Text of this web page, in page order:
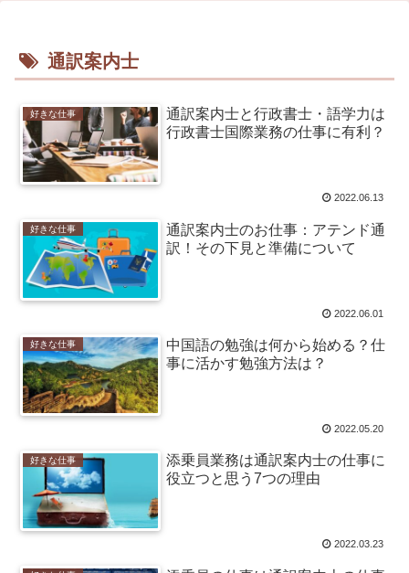
通訳案内士
好きな仕事
通訳案内士と行政書士・語学力は
行政書士国際業務の仕事に有利？
2022.06.13
好きな仕事
通訳案内士のお仕事：アテンド通
訳！その下見と準備について
2022.06.01
好きな仕事
中国語の勉強は何から始める？仕
事に活かす勉強方法は？
2022.05.20
好きな仕事
添乗員業務は通訳案内士の仕事に
役立つと思う7つの理由
2022.03.23